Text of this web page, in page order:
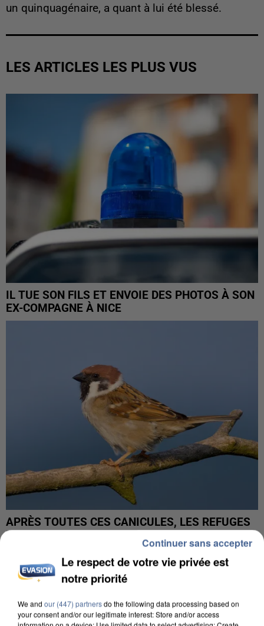
un quinquagénaire, a quant à lui été blessé.
LES ARTICLES LES PLUS VUS
IL TUE SON FILS ET ENVOIE DES PHOTOS À SON
EX-COMPAGNE À NICE
APRÈS TOUTES CES CANICULES, LES REFUGES
DE FAUNE SAUVAGE SONT...
Le respect de votre vie privée est
notre priorité
We and our (447) partnersdo the following data processing based on
your consent and/or our legitimate interest: Store and/or access
Continuer sans accepter